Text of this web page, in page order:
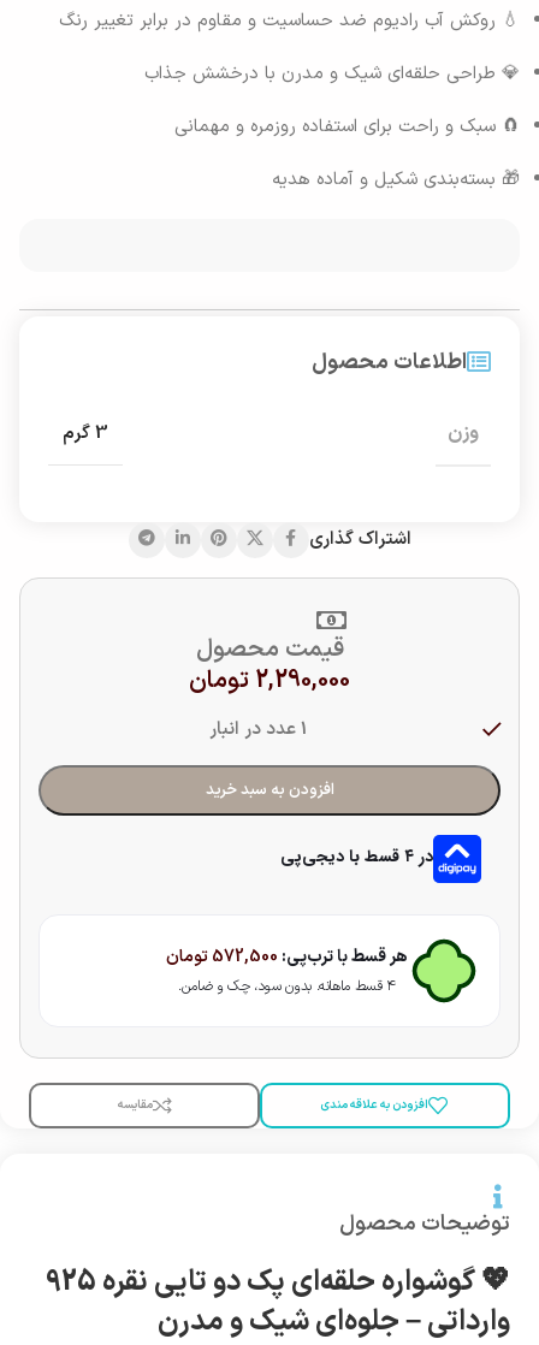
💧 روکش آب رادیوم ضد حساسیت و مقاوم در برابر تغییر رنگ
💎 طراحی حلقه‌ای شیک و مدرن با درخشش جذاب
🧲 سبک و راحت برای استفاده روزمره و مهمانی
🎁 بسته‌بندی شکیل و آماده هدیه
اطلاعات محصول
وزن 3 گرم
اشتراک گذاری
قیمت محصول
2,290,000 تومان
1 عدد در انبار
افزودن به سبد خرید
در ۴ قسط با دیجی‌پی
هر قسط با ترب‌پی: 572,500تومان
۴ قسط ماهانه. بدون سود، چک و ضامن.
افزودن به علاقه مندی مقایسه
توضیحات محصول
💖 گوشواره حلقه‌ای پک دو تایی نقره 925
وارداتی – جلوه‌ای شیک و مدرن